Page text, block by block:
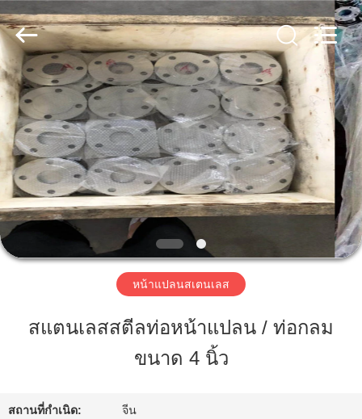
บ้าน
ผลิตภัณฑ์
เกี่ยว
กับ
ตน
เลส
316
ผลิต.
Copyright
2018
2025
Zhejiang
Senyu
Stainless
Steel
Co.,
Ltd.
Rights
Reserved.
Developed
by
ECER
หน้าแปลนสเตนเลส
สแตนเลสสตีลท่อหน้าแปลน / ท่อกลม
ขนาด 4 นิ้ว
สถานที่กำเนิด: จีน